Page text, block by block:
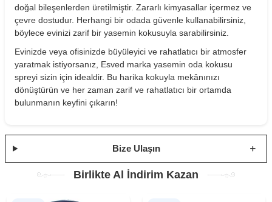
doğal bileşenlerden üretilmiştir. Zararlı kimyasallar içermez ve
çevre dostudur. Herhangi bir odada güvenle kullanabilirsiniz,
böylece evinizi zarif bir yasemin kokusuyla sarabilirsiniz.
Evinizde veya ofisinizde büyüleyici ve rahatlatıcı bir atmosfer
yaratmak istiyorsanız, Esved marka yasemin oda kokusu
spreyi sizin için idealdir. Bu harika kokuyla mekânınızı
dönüştürün ve her zaman zarif ve rahatlatıcı bir ortamda
bulunmanın keyfini çıkarın!
Bize Ulaşın
Birlikte Al İndirim Kazan